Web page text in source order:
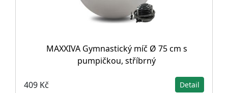
MAXXIVA Gymnastický míč Ø 75 cm s
pumpičkou, stříbrný
409 Kč Detail